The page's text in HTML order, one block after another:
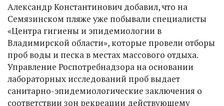
Александр Константинович добавил, что на
Семязинском пляже уже побывали специалисты
«Центра гигиены и эпидемиологии в
Владимирской области», которые провели отборы
проб воды и песка в местах массового отдыха.
Управление Роспотребнадзора на основании
лабораторных исследований проб выдает
санитарно-эпидемиологические заключения о
соответствии зон рекреации действующему